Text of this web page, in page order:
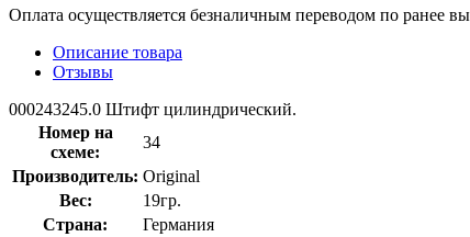
Оплата осуществляется безналичным переводом по ранее
Описание товара
Отзывы
000243245.0 Штифт цилиндрический.
Номер на
схеме:
34
Производитель: Original
Вес:
19гр.
Страна:
Германия